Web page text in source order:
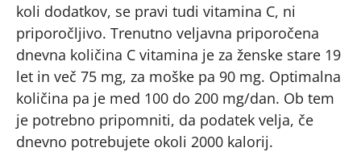
koli dodatkov, se pravi tudi vitamina C, ni
priporočljivo. Trenutno veljavna priporočena
dnevna količina C vitamina je za ženske stare 19
let in več 75 mg, za moške pa 90 mg. Optimalna
količina pa je med 100 do 200 mg/dan. Ob tem
je potrebno pripomniti, da podatek velja, če
dnevno potrebujete okoli 2000 kalorij.